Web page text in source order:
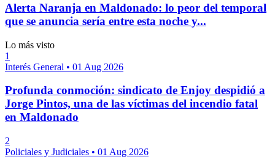
Alerta Naranja en Maldonado: lo peor del temporal
que se anuncia sería entre esta noche y...
Lo más visto
1
Interés General • 01 Aug 2026
Profunda conmoción: sindicato de Enjoy despidió a
Jorge Pintos, una de las víctimas del incendio fatal
en Maldonado
2
Policiales y Judiciales • 01 Aug 2026